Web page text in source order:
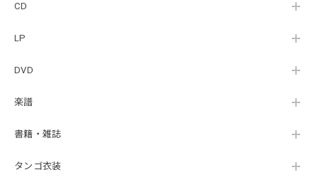
CD
LP
DVD
楽譜
書籍・雑誌
タンゴ衣装